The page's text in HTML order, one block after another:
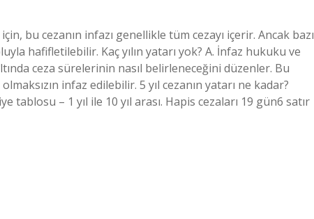
bu cezanın infazı genellikle tüm cezayı içerir. Ancak bazı
hafifletilebilir. Kaç yılın yatarı yok? A. İnfaz hukuku ve
ceza sürelerinin nasıl belirleneceğini düzenler. Bu
infaz edilebilir. 5 yıl cezanın yatarı ne kadar?
tablosu – 1 yıl ile 10 yıl arası. Hapis cezaları 19 gün6 satır